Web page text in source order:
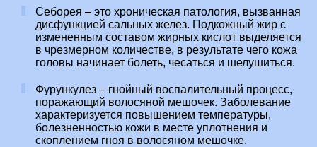
Себорея – это хроническая патология, вызванная
дисфункцией сальных желез. Подкожный жир с
измененным составом жирных кислот выделяется
в чрезмерном количестве, в результате чего кожа
головы начинает болеть, чесаться и шелушиться.
Фурункулез – гнойный воспалительный процесс,
поражающий волосяной мешочек. Заболевание
характеризуется повышением температуры,
болезненностью кожи в месте уплотнения и
скоплением гноя в волосяном мешочке.